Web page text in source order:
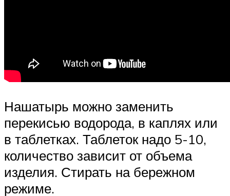
Нашатырь можно заменить
перекисью водорода, в каплях или
в таблетках. Таблеток надо 5-10,
количество зависит от объема
изделия. Стирать на бережном
режиме.